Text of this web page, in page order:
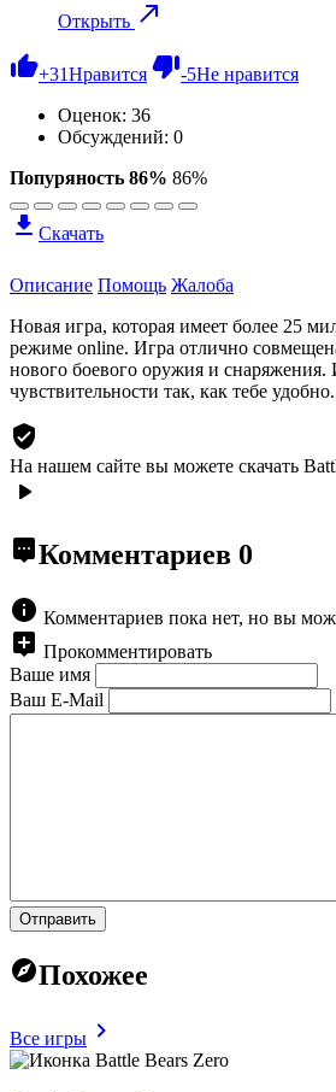
Открыть
+31Нравится -5Не нравится
Оценок: 36
Обсуждений: 0
Попуряность 86% 86%
Скачать
Описание Помощь Жалоба
Новая игра, которая имеет более 25
режиме online. Игра отлично
нового боевого оружия и
чувствительности так, как тебе
На нашем сайте вы можете скачать
Комментариев 0
Комментариев пока нет, но вы
Прокомментировать
Ваше имя
Ваш E-Mail
Отправить
Похожее
Все игры